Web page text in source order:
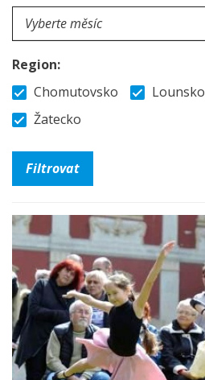
Region:
Chomutovsko
Lounsko
Žatecko